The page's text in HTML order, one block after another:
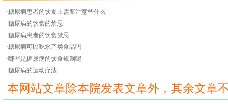
·糖尿病患者的饮食上需要注意些什么
·糖尿病的饮食的禁忌
·糖尿病患者的饮食禁忌
·糖尿病可以吃水产类食品吗
·哪些是糖尿病的饮食规则呢
·糖尿病的运动疗法
本网站文章除本院发表文章外，其余文章